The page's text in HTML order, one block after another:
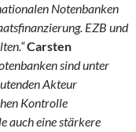
Notenbanken
EZB und
Carsten
sind unter
Akteur
Kontrolle
auch eine stärkere